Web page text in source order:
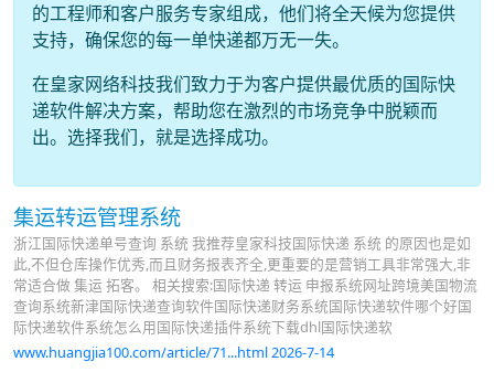
的工程师和客户服务专家组成，他们将全天候为您提供
支持，确保您的每一单快递都万无一失。
在皇家网络科技我们致力于为客户提供最优质的国际快
递软件解决方案，帮助您在激烈的市场竞争中脱颖而
出。选择我们，就是选择成功。
集运转运管理系统
浙江国际快递单号查询 系统 我推荐皇家科技国际快递 系统 的原因也是如
此,不但仓库操作优秀,而且财务报表齐全,更重要的是营销工具非常强大,非
常适合做 集运 拓客。 相关搜索:国际快递 转运 申报系统网址跨境美国物流
查询系统新津国际快递查询软件国际快递财务系统国际快递软件哪个好国
际快递软件系统怎么用国际快递插件系统下载dhl国际快递软
www.huangjia100.com/article/71...html 2026-7-14